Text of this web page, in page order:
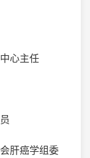
心主任
肝癌学组委